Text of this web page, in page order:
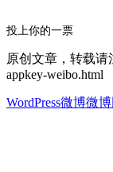
投上你的一票
原创文章，转载请
appkey-weibo.html
WordPress微博微